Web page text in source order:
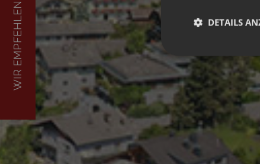
WIR EMPFEHLEN DETAILS
Unbedingt
Kontoverwaltung.
Name